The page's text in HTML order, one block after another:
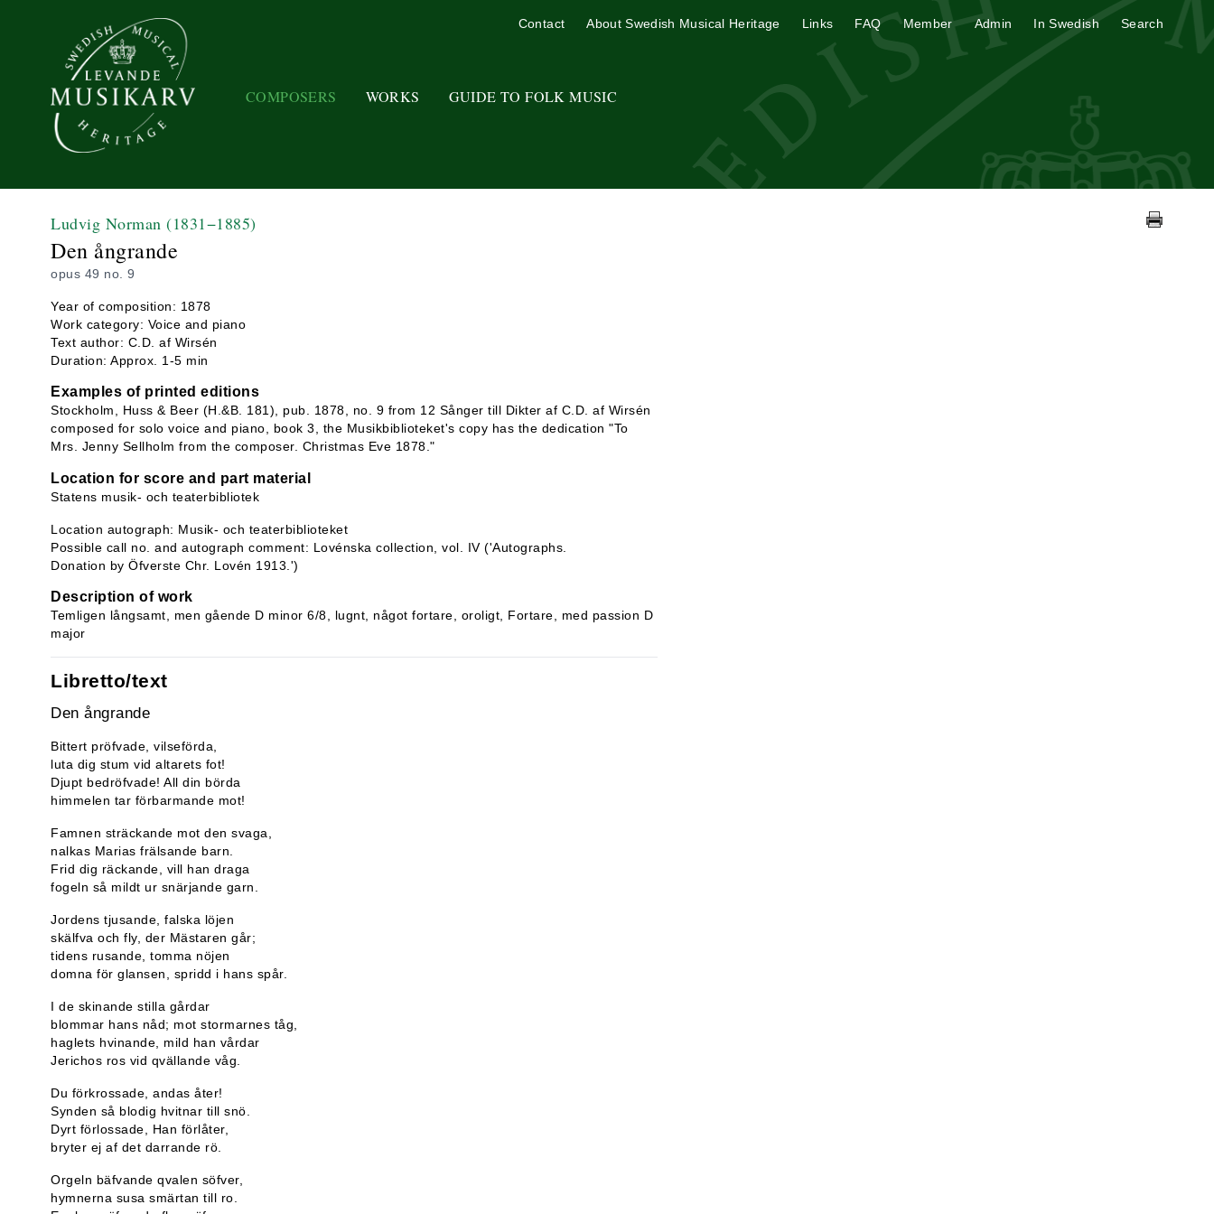
COMPOSERS WORKS GUIDE TO FOLK MUSIC
Contact About Swedish Musical Heritage Links FAQ Member Admin In Swedish Search
Ludvig Norman (1831−1885)
Den ångrande
opus 49 no. 9
Year of composition: 1878
Work category: Voice and piano
Text author: C.D. af Wirsén
Duration: Approx. 1-5 min
Examples of printed editions
Stockholm, Huss & Beer (H.&B. 181), pub. 1878, no. 9 from 12 Sånger till Dikter af C.D. af Wirsén
composed for solo voice and piano, book 3, the Musikbiblioteket's copy has the dedication "To
Mrs. Jenny Sellholm from the composer. Christmas Eve 1878."
Location for score and part material
Statens musik- och teaterbibliotek
Location autograph: Musik- och teaterbiblioteket
Possible call no. and autograph comment: Lovénska collection, vol. IV ('Autographs.
Donation by Öfverste Chr. Lovén 1913.')
Description of work
Temligen långsamt, men gående D minor 6/8, lugnt, något fortare, oroligt, Fortare, med passion D
major
Libretto/text
Den ångrande
Bittert pröfvade, vilseförda,
luta dig stum vid altarets fot!
Djupt bedröfvade! All din börda
himmelen tar förbarmande mot!
Famnen sträckande mot den svaga,
nalkas Marias frälsande barn.
Frid dig räckande, vill han draga
fogeln så mildt ur snärjande garn.
Jordens tjusande, falska löjen
skälfva och fly, der Mästaren går;
tidens rusande, tomma nöjen
domna för glansen, spridd i hans spår.
I de skinande stilla gårdar
blommar hans nåd; mot stormarnes tåg,
haglets hvinande, mild han vårdar
Jerichos ros vid qvällande våg.
Du förkrossade, andas åter!
Synden så blodig hvitnar till snö.
Dyrt förlossade, Han förlåter,
bryter ej af det darrande rö.
Orgeln bäfvande qvalen söfver,
hymnerna susa smärtan till ro.